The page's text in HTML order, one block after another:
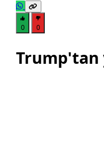
0 0
Trump'tan